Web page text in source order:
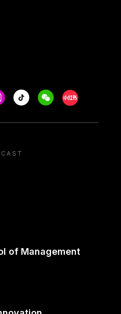
Tiktok WeechatXiaohongshu/
of Management